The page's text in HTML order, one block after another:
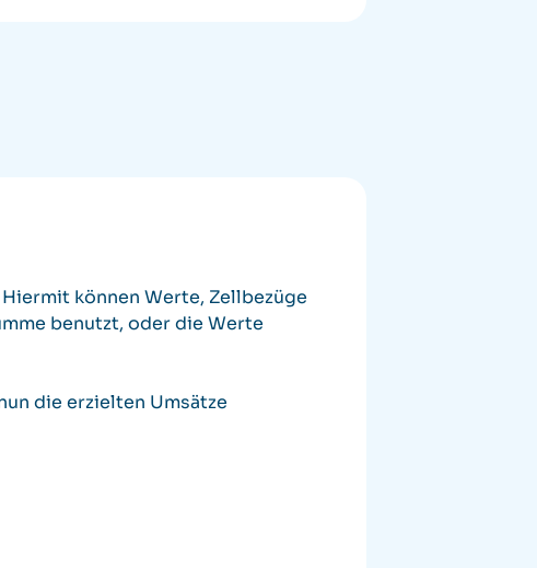
können Werte, Zellbezüge
benutzt, oder die Werte
die erzielten Umsätze